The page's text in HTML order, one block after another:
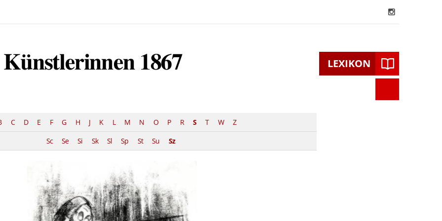
LEXIKON
C D E F G H J K L M N O P R S T W
Z
Sc
Se Si Sk Sl Sp St Su Sz